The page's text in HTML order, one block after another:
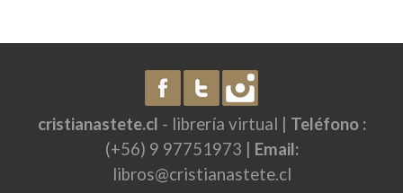
cristianastete.cl - librería virtual | Teléfono :
(+56) 9 97751973 | Email:
libros@cristianastete.cl